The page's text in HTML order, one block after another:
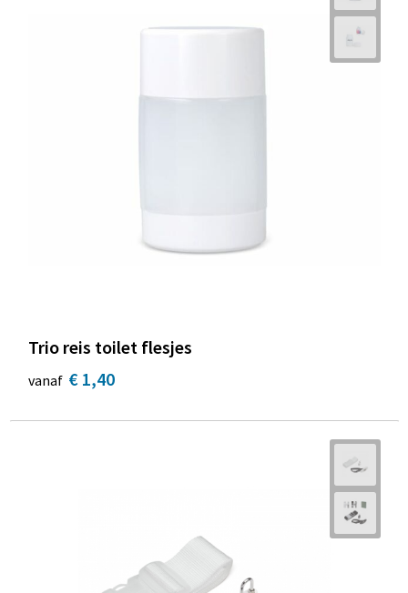
Trio reis toilet flesjes
vanaf € 1,40